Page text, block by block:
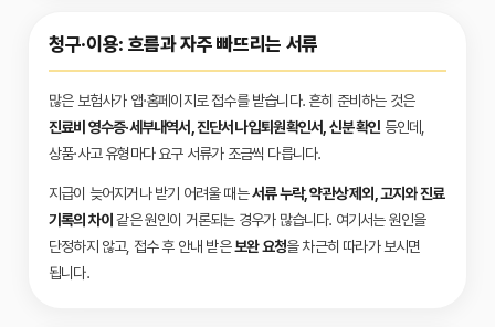
청구·이용: 흐름과 자주 빠뜨리는 서류
많은 보험사가 앱·홈페이지로 접수를 받습니다. 흔히 준비하는 것은
진료비 영수증·세부내역서, 진단서나 입퇴원확인서, 신분 확인 등인데,
상품·사고 유형마다 요구 서류가 조금씩 다릅니다.
지급이 늦어지거나 받기 어려울 때는서류 누락, 약관상 제외, 고지와 진료
기록의 차이 같은 원인이 거론되는 경우가 많습니다. 여기서는 원인을
단정하지 않고, 접수 후 안내 받은보완 요청을 차근히 따라가 보시면
됩니다.